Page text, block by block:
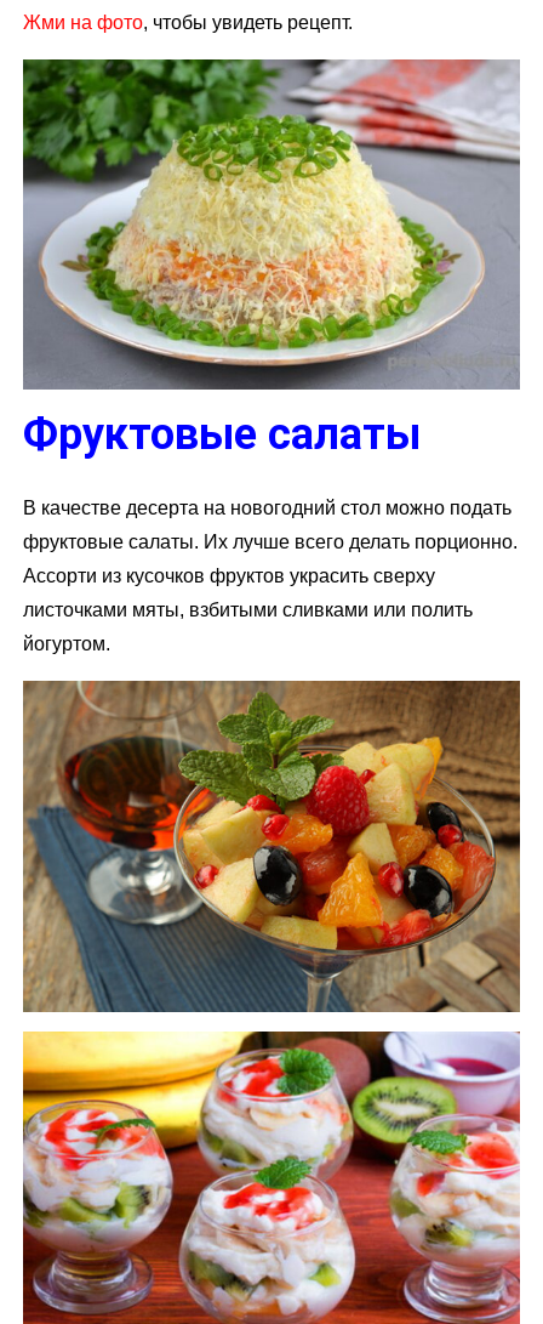
Жми на фото, чтобы увидеть рецепт.
Фруктовые салаты
В качестве десерта на новогодний стол можно подать
фруктовые салаты. Их лучше всего делать порционно.
Ассорти из кусочков фруктов украсить сверху
листочками мяты, взбитыми сливками или полить
йогуртом.